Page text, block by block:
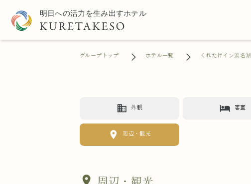
グループトップ ホテル一覧 くれたけイン浜名湖
business 外観 hotel 客室
location_on 周辺・観光
location_on